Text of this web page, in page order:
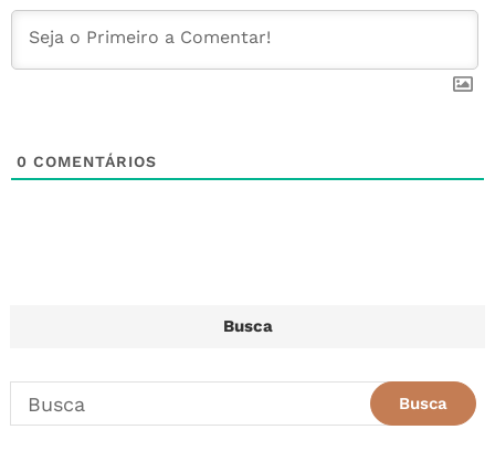
k
0 COMENTÁRIOS
Busca